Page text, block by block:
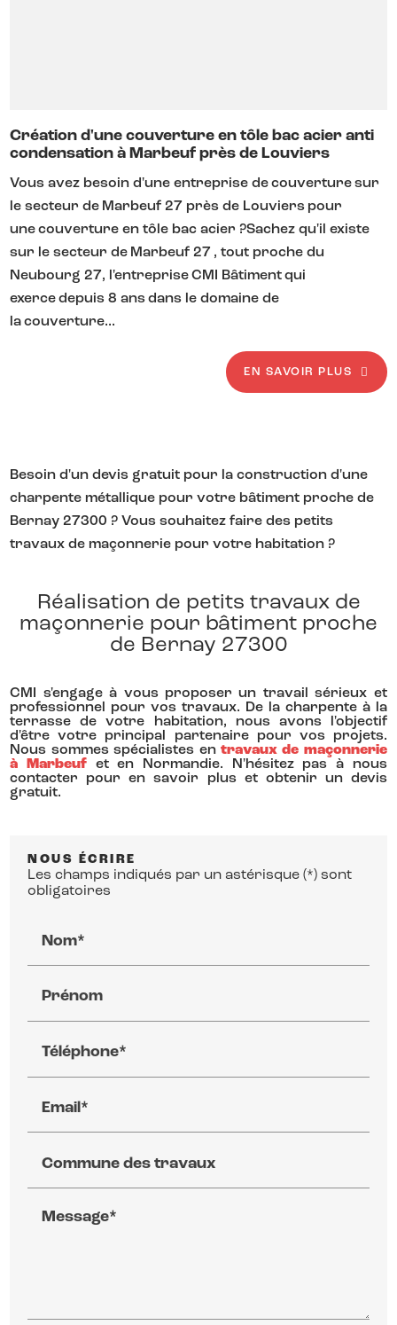
Création d'une couverture en tôle bac acier anti
condensation à Marbeuf près de Louviers
Vous avez besoin d'une entreprise de couverture sur
le secteur de Marbeuf 27 près de Louviers pour
une couverture en tôle bac acier ?Sachez qu'il existe
sur le secteur de Marbeuf 27 , tout proche du
Neubourg 27, l'entreprise CMI Bâtiment qui
exerce depuis 8 ans dans le domaine de
la couverture...
EN SAVOIR PLUS
Besoin d'un devis gratuit pour la construction d'une
charpente métallique pour votre bâtiment proche de
Bernay 27300 ? Vous souhaitez faire des petits
travaux de maçonnerie pour votre habitation ?
Réalisation de petits travaux de
maçonnerie pour bâtiment proche
de Bernay 27300
CMI s'engage à vous proposer un travail sérieux et
professionnel pour vos travaux. De la charpente à la
terrasse de votre habitation, nous avons l'objectif
d'être votre principal partenaire pour vos projets.
Nous sommes spécialistes en travaux de maçonnerie
à Marbeufet en Normandie. N'hésitez pas à nous
contacter pour en savoir plus et obtenir un devis
gratuit.
NOUS ÉCRIRE
Les champs indiqués par un astérisque (*) sont
obligatoires
Nom*
Prénom
Téléphone*
Email*
Commune des travaux
Message*